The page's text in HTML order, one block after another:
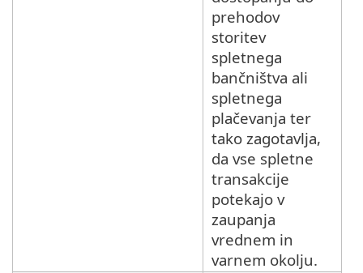
prehodov
storitev
spletnega
bančništva ali
spletnega
plačevanja ter
tako zagotavlja,
da vse spletne
transakcije
potekajo v
zaupanja
vrednem in
varnem okolju.